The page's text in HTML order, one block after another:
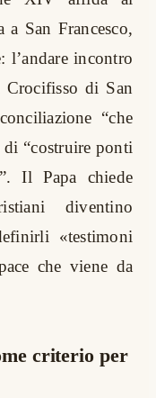
a San Francesco,
l’andare incontro
Crocifisso di San
“che
“costruire ponti
Il Papa chiede
diventino
«testimoni
che viene da
criterio per